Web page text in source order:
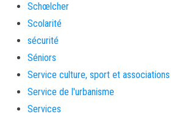
Schœlcher
Scolarité
sécurité
Séniors
Service culture, sport et associations
Service de l'urbanisme
Services